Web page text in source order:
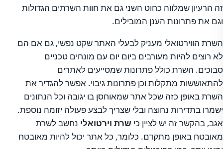
זה הרעיון שמלווה כחוט השני גם את חוות השרתים הגדולות
וגם את פתרונות הענן המובילים.
השרת הווירטואלי מעניק לבעלי האתר שקט נפשי, גם אם הם
לא רוצים להיות מעורבים ביום יום עם מונחים טכניים
סבוכים. השרת כולל פתרונות שמסייעים לאתרים
להתאוששות מתקלות וכן פתרונות גיבוי. אפשר להגדיר את
השרת באופן כזה שכל אתר שמאוחסן בו יגובה וכל הנתונים
ישמרו בתדירות נחוצה ובלי שצריך לבצע פעולה יזומה נוספת.
אגב, בהקשר זה יש לציין כי שרת וירטואלי נחשב לשרת
מאובטח באופן מתקדם. כלומר, כל אתר יכול להיות מאובטח